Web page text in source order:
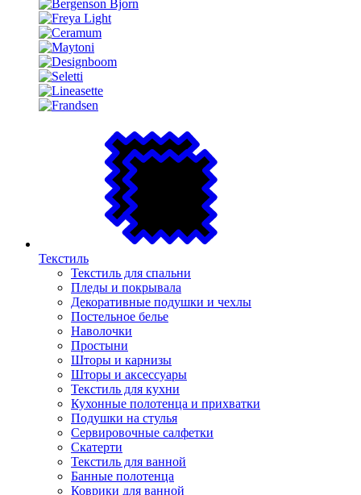
Текстиль
Текстиль для спальни
Пледы и покрывала
Декоративные подушки и чехлы
Постельное белье
Наволочки
Простыни
Шторы и карнизы
Шторы и аксессуары
Текстиль для кухни
Кухонные полотенца и прихватки
Подушки на стулья
Сервировочные салфетки
Скатерти
Текстиль для ванной
Банные полотенца
Коврики для ванной